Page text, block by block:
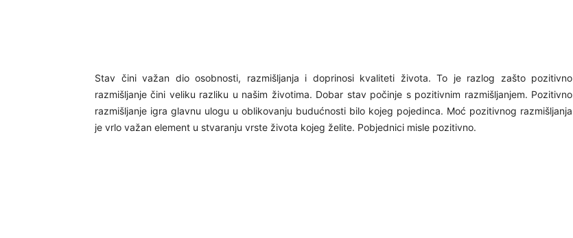
Stav čini važan dio osobnosti, razmišljanja i doprinosi kvaliteti života. To je razlog zašto pozitivno
razmišljanje čini veliku razliku u našim životima. Dobar stav počinje s pozitivnim razmišljanjem. Pozitivno
razmišljanje igra glavnu ulogu u oblikovanju budućnosti bilo kojeg pojedinca. Moć pozitivnog razmišljanja
je vrlo važan element u stvaranju vrste života kojeg želite. Pobjednici misle pozitivno.